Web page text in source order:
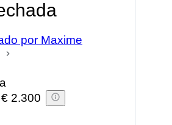
por Maxime
€ 2.300